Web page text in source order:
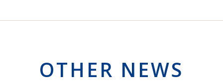
OTHER NEWS